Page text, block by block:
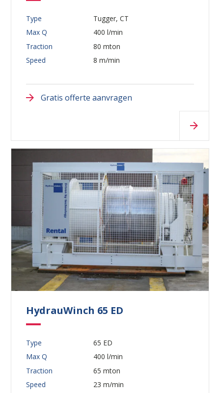
Type
Tugger, CT
Max Q
400 l/min
Traction
80 mton
Speed
8 m/min
Gratis offerte aanvragen
HydrauWinch 65 ED
Type
65 ED
Max Q
400 l/min
Traction
65 mton
Speed
23 m/min